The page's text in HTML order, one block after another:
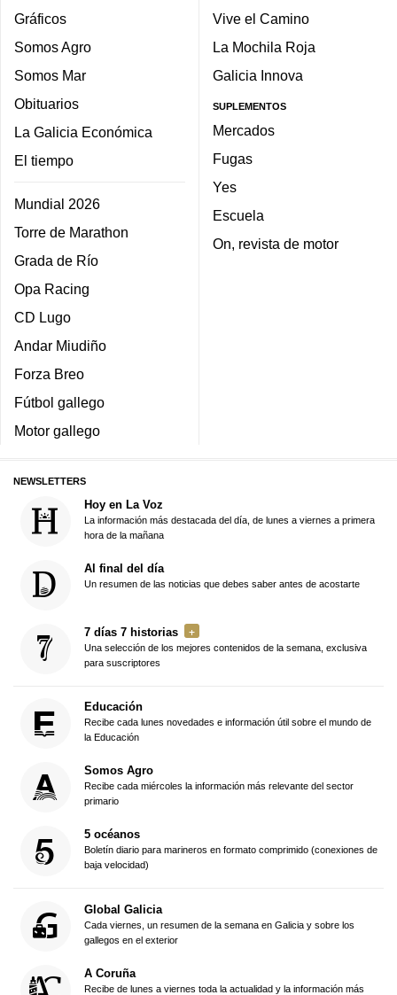
Gráficos
Somos Agro
Somos Mar
Obituarios
La Galicia Económica
El tiempo
Mundial 2026
Torre de Marathon
Grada de Río
Opa Racing
CD Lugo
Andar Miudiño
Forza Breo
Fútbol gallego
Motor gallego
Vive el Camino
La Mochila Roja
Galicia Innova
SUPLEMENTOS
Mercados
Fugas
Yes
Escuela
On, revista de motor
NEWSLETTERS
Hoy en La Voz
La información más destacada del día, de lunes a viernes a primera
hora de la mañana
Al final del día
Un resumen de las noticias que debes saber antes de acostarte
7 días 7 historias
Una selección de los mejores contenidos de la semana, exclusiva
para suscriptores
Educación
Recibe cada lunes novedades e información útil sobre el mundo de
la Educación
Somos Agro
Recibe cada miércoles la información más relevante del sector
primario
5 océanos
Boletín diario para marineros en formato comprimido (conexiones de
baja velocidad)
Global Galicia
Cada viernes, un resumen de la semana en Galicia y sobre los
gallegos en el exterior
A Coruña
Recibe de lunes a viernes toda la actualidad y la información más